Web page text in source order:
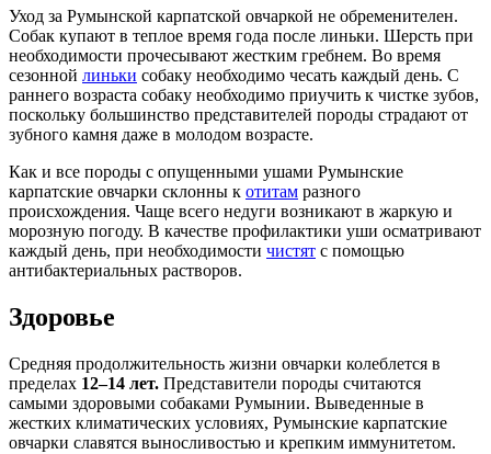
Уход за Румынской карпатской овчаркой не обременителен.
Собак купают в теплое время года после линьки. Шерсть при
необходимости прочесывают жестким гребнем. Во время
сезонной линьки собаку необходимо чесать каждый день. С
раннего возраста собаку необходимо приучить к чистке зубов,
поскольку большинство представителей породы страдают от
зубного камня даже в молодом возрасте.
Как и все породы с опущенными ушами Румынские
карпатские овчарки склонны к отитам разного
происхождения. Чаще всего недуги возникают в жаркую и
морозную погоду. В качестве профилактики уши осматривают
каждый день, при необходимости чистят с помощью
антибактериальных растворов.
Здоровье
Средняя продолжительность жизни овчарки колеблется в
пределах 12–14 лет. Представители породы считаются
самыми здоровыми собаками Румынии. Выведенные в
жестких климатических условиях, Румынские карпатские
овчарки славятся выносливостью и крепким иммунитетом.